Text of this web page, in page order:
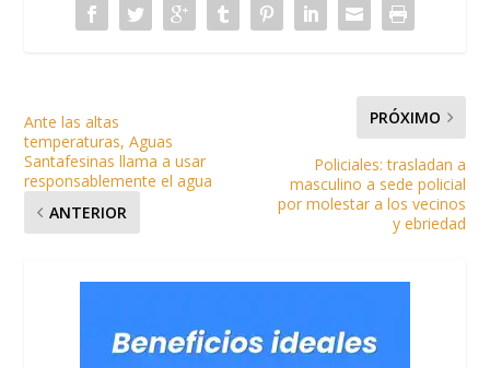
Ante las altas
temperaturas, Aguas
Santafesinas llama a usar
responsablemente el agua
ANTERIOR
PRÓXIMO
Policiales: trasladan a
masculino a sede policial
por molestar a los vecinos
y ebriedad